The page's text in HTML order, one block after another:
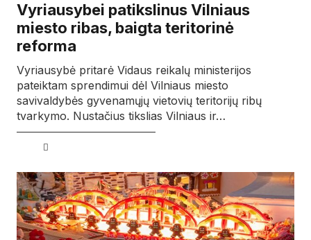
Vyriausybei patikslinus Vilniaus
miesto ribas, baigta teritorinė
reforma
Vyriausybė pritarė Vidaus reikalų ministerijos
pateiktam sprendimui dėl Vilniaus miesto
savivaldybės gyvenamųjų vietovių teritorijų ribų
tvarkymo. Nustačius tikslias Vilniaus ir…